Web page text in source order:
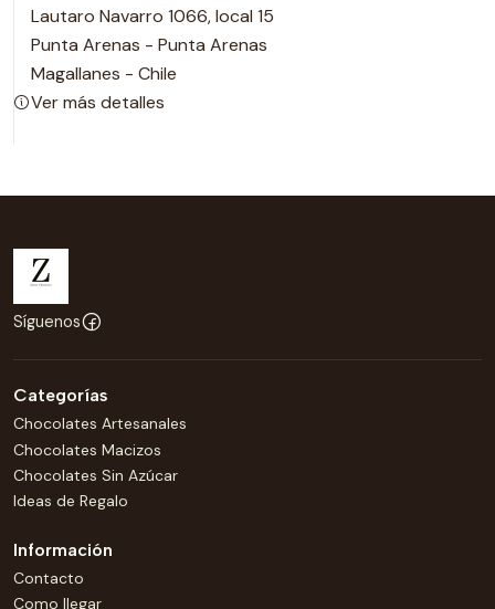
Lautaro Navarro 1066, local 15
Punta Arenas - Punta Arenas
Magallanes - Chile
Ver más detalles
Síguenos
Categorías
Chocolates Artesanales
Chocolates Macizos
Chocolates Sin Azúcar
Ideas de Regalo
Información
Contacto
Como llegar